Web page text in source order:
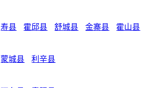
寿县 霍邱县 舒城县 金寨县 霍山县
蒙城县 利辛县